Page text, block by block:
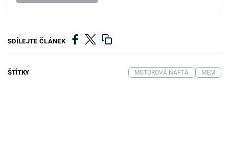
SDÍLEJTE ČLÁNEK
ŠTÍTKY MOTOROVÁ NAFTA MEM